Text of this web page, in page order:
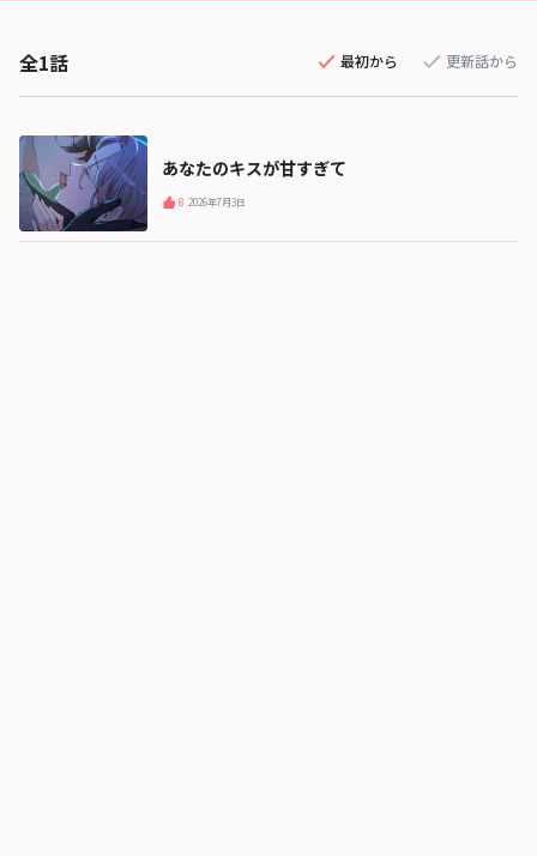
全1話 最初から 更新話から
あなたのキスが甘すぎて
8 2026年7月3日